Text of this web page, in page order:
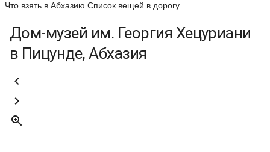
Что взять в Абхазию Список вещей в дорогу
Дом-музей им. Георгия Хецуриани
в Пицунде, Абхазия


